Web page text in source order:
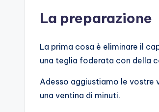
La preparazione
La prima cosa è eliminare il
una teglia foderata con della
Adesso aggiustiamo le vostre
una ventina di minuti.